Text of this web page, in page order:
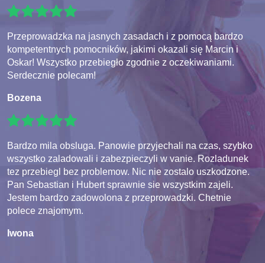
Przeprowadzka na jasnych zasadach i z pomocą bardzo
kompetentnych pomocników, jakimi okazali się Marcin i
Oskar! Wszystko przebiegło zgodnie z oczekiwaniami.
Serdecznie polecam!
Bozena
Bardzo mila obsluga. Panowie przyjechali na czas, szybko
wszystko zaladowali i zabezpieczyli w vanie. Rozladunek
tez przebiegl bez problemow. Nic nie zostalo uszkodzone.
Pan Sebastian i Hubert sprawnie sie wszystkim zajeli.
Jestem bardzo zadowolona z przeprowadzki. Chetnie
polece znajomym.
Iwona